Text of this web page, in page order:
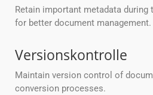
Retain important metadata during
for better document management.
Versionskontrolle
Maintain version control of
conversion processes.